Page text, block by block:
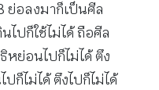
ย่อลงมาก็เป็นศีล
ปก็ใช้ไม่ได้ ถือศีล
หย่อนไปก็ไม่ได้ ตึง
ก็ไม่ได้ ตึงไปก็ไม่ได้